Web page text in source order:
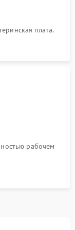
плата.
рабочем